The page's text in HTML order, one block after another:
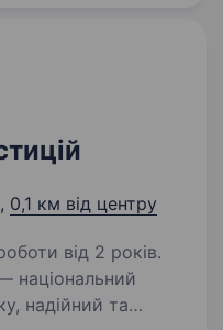
0,1 км від центру
від 2 років.
надійний та